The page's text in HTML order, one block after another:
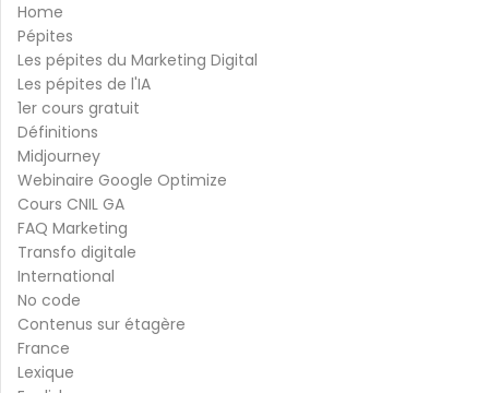
Home
Pépites
Les pépites du Marketing Digital
Les pépites de l'IA
1er cours gratuit
Définitions
Midjourney
Webinaire Google Optimize
Cours CNIL GA
FAQ Marketing
Transfo digitale
International
No code
Contenus sur étagère
France
Lexique